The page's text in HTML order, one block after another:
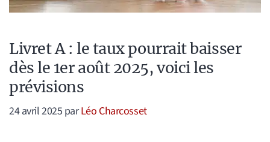
Livret A : le taux pourrait baisser
dès le 1er août 2025, voici les
prévisions
24 avril 2025 parLéo Charcosset